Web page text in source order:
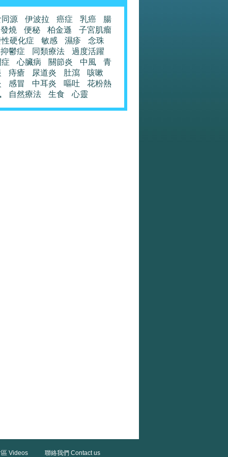
源 伊波拉 癌症 乳癌
腸
發燒
便秘 柏金遜
子宮肌瘤
硬化症
敏感 濕疹
念珠
抑鬱症
同類療法
過度活躍
心臟病 關節炎 中風
青
痔瘡 尿道炎 肚瀉
咳嗽
感冒 中耳炎 嘔吐
花粉熱
自然療法 生食 心靈
Videos 聯絡我們 Contact us